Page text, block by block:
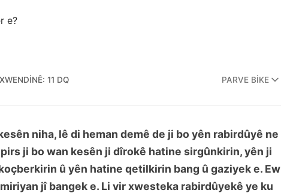
11 DQ PARVE BIKE
niha, lê di heman demê de ji bo yên rabirdûyê ne
ji bo wan kesên ji dîrokê hatine sirgûnkirin, yên ji
û yên hatine qetilkirin bang û gaziyek e. Ew
jî bangek e. Li vir xwesteka rabirdûyekê ye ku